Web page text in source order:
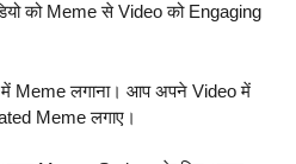
को Meme से Video को Engaging
Meme लगाना। आप अपने Video में
Meme लगाए।